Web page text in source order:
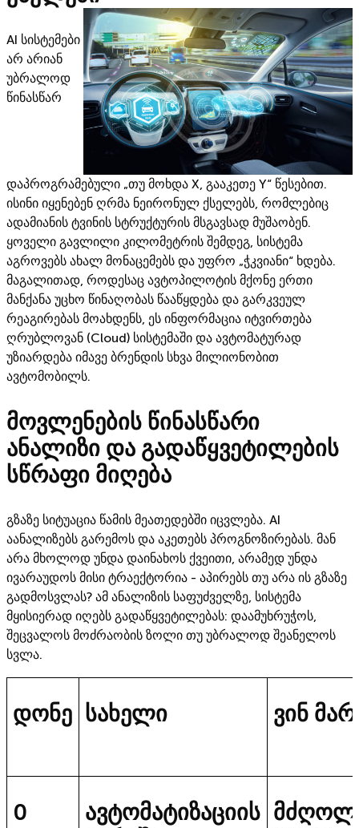
AI სისტემები
არ არიან
უბრალოდ
წინასწარ
დაპროგრამებული „თუ მოხდა X, გააკეთე Y“ წესებით.
ისინი იყენებენ ღრმა ნეირონულ ქსელებს, რომლებიც
ადამიანის ტვინის სტრუქტურის მსგავსად მუშაობენ.
ყოველი გავლილი კილომეტრის შემდეგ, სისტემა
აგროვებს ახალ მონაცემებს და უფრო „ჭკვიანი“ ხდება.
მაგალითად, როდესაც ავტოპილოტის მქონე ერთი
მანქანა უცხო წინაღობას წააწყდება და გარკვეულ
რეაგირებას მოახდენს, ეს ინფორმაცია იტვირთება
ღრუბლოვან (Cloud) სისტემაში და ავტომატურად
უზიარდება იმავე ბრენდის სხვა მილიონობით
ავტომობილს.
მოვლენების წინასწარი
ანალიზი და გადაწყვეტილების
სწრაფი მიღება
გზაზე სიტუაცია წამის მეათედებში იცვლება. AI
აანალიზებს გარემოს და აკეთებს პროგნოზირებას. მან
არა მხოლოდ უნდა დაინახოს ქვეითი, არამედ უნდა
ივარაუდოს მისი ტრაექტორია - აპირებს თუ არა ის გზაზე
გადმოსვლას? ამ ანალიზის საფუძველზე, სისტემა
მყისიერად იღებს გადაწყვეტილებას: დაამუხრუჭოს,
შეცვალოს მოძრაობის ზოლი თუ უბრალოდ შეანელოს
სვლა.
დონე სახელი ვინ
0
ავტომატიზაციის